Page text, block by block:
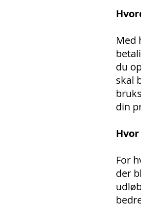
Med
du
skal
din
For
der